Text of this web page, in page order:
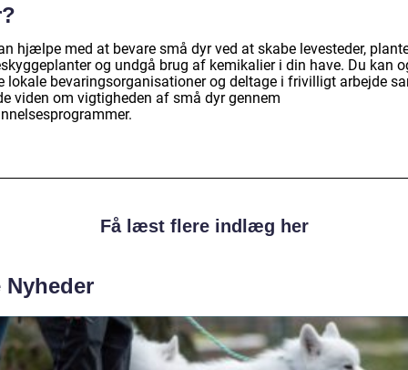
hjælpe med at bevare små dyr ved at skabe levesteder,
og undgå brug af kemikalier i din have. Du kan
lokale bevaringsorganisationer og deltage i frivilligt arbejde
viden om vigtigheden af små dyr gennem
Få læst flere indlæg her
Nyheder